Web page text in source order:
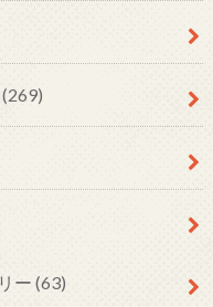
(269)
ー (63)